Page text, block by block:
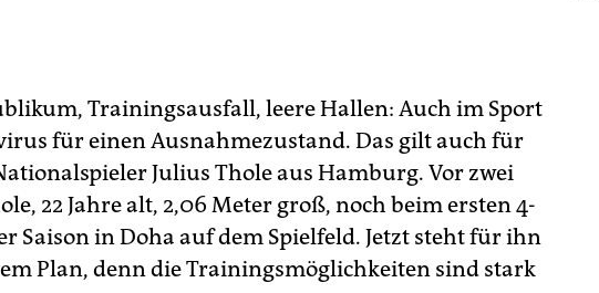
Trainingsausfall, leere Hallen: Auch im Sport
für einen Ausnahmezustand. Das gilt auch für
Julius Thole aus Hamburg. Vor zwei
22 Jahre alt, 2,06 Meter groß, noch beim ersten 4-
Saison in Doha auf dem Spielfeld. Jetzt steht für ihn
Plan, denn die Trainingsmöglichkeiten sind stark